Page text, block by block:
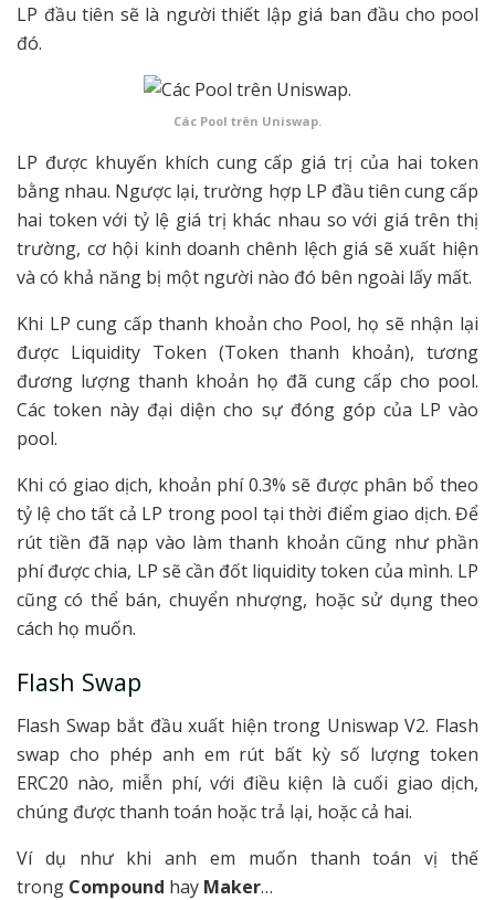
LP đầu tiên sẽ là người thiết lập giá ban đầu cho pool
đó.
Các Pool trên Uniswap.
LP được khuyến khích cung cấp giá trị của hai token
bằng nhau. Ngược lại, trường hợp LP đầu tiên cung cấp
hai token với tỷ lệ giá trị khác nhau so với giá trên thị
trường, cơ hội kinh doanh chênh lệch giá sẽ xuất hiện
và có khả năng bị một người nào đó bên ngoài lấy mất.
Khi LP cung cấp thanh khoản cho Pool, họ sẽ nhận lại
được Liquidity Token (Token thanh khoản), tương
đương lượng thanh khoản họ đã cung cấp cho pool.
Các token này đại diện cho sự đóng góp của LP vào
pool.
Khi có giao dịch, khoản phí 0.3% sẽ được phân bổ theo
tỷ lệ cho tất cả LP trong pool tại thời điểm giao dịch. Để
rút tiền đã nạp vào làm thanh khoản cũng như phần
phí được chia, LP sẽ cần đốt liquidity token của mình. LP
cũng có thể bán, chuyển nhượng, hoặc sử dụng theo
cách họ muốn.
Flash Swap
Flash Swap bắt đầu xuất hiện trong Uniswap V2. Flash
swap cho phép anh em rút bất kỳ số lượng token
ERC20 nào, miễn phí, với điều kiện là cuối giao dịch,
chúng được thanh toán hoặc trả lại, hoặc cả hai.
Ví dụ như khi anh em muốn thanh toán vị thế
trong Compound hay Maker…